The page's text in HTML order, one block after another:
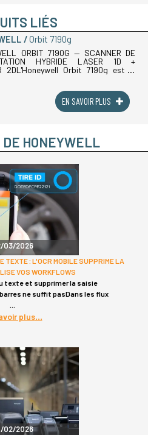
LIÉS
Orbit 7190g
ORBIT 7190G — SCANNER DE
HYBRIDE LASER 1D +
2DL'Honeywell Orbit 7190g est le
EN SAVOIR PLUS
HONEYWELL
03/2026
: L'OCR MOBILE SUPPRIME LA
VOS WORKFLOWS
texte et supprimer la saisie
ne suffit pasDans les flux
plus
02/2026